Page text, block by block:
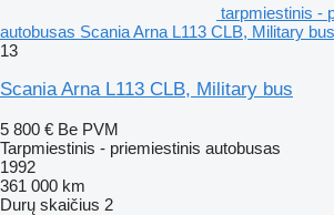
tarpmiestinis -
autobusas Scania Arna L113 CLB, Military bus
13
Scania Arna L113 CLB, Military bus
5 800 € Be PVM
Tarpmiestinis - priemiestinis autobusas
1992
361 000 km
Durų skaičius 2